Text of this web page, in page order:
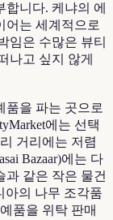
니다. 케냐의 에
어는 세계적으로
임은 수많은 뷰티
나고 싶지 않게
품을 파는 곳으로
에는 선택
거리에는 저렴
Bazaar)에는 다
과 같은 작은 물건
아의 나무 조각품
품을 위탁 판매